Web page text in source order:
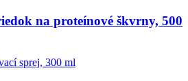
na proteínové škvrny, 500